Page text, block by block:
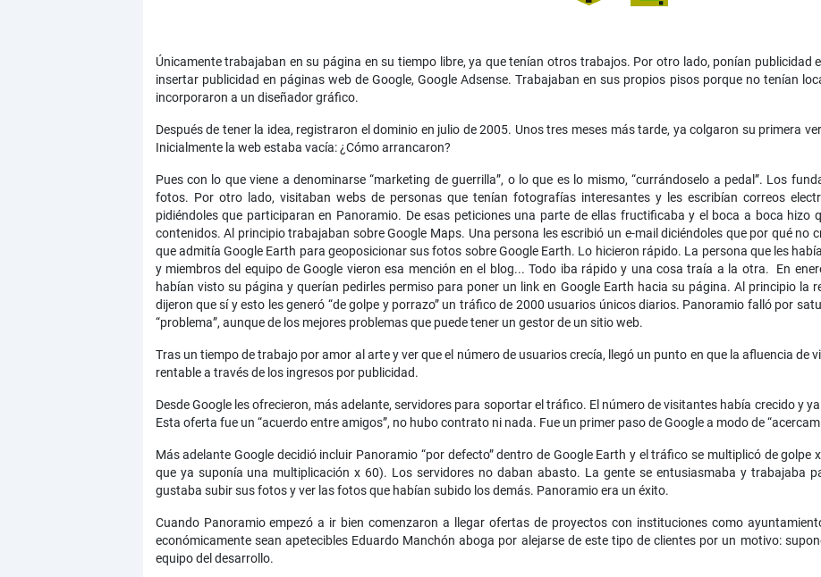
Únicamente trabajaban en su página en su tiempo libre, ya que tenían otros trabajos. Por otro lado, ponían publicidad
insertar publicidad en páginas web de Google, Google Adsense. Trabajaban en sus propios pisos porque no tenían
incorporaron a un diseñador gráfico.
Después de tener la idea, registraron el dominio en julio de 2005. Unos tres meses más tarde, ya colgaron su primera
Inicialmente la web estaba vacía: ¿Cómo arrancaron?
Pues con lo que viene a denominarse “marketing de guerrilla”, o lo que es lo mismo, “currándoselo a pedal”. Los
fotos. Por otro lado, visitaban webs de personas que tenían fotografías interesantes y les escribían correos
pidiéndoles que participaran en Panoramio. De esas peticiones una parte de ellas fructificaba y el boca a boca hizo
contenidos. Al principio trabajaban sobre Google Maps. Una persona les escribió un e-mail diciéndoles que por qué no
que admitía Google Earth para geoposicionar sus fotos sobre Google Earth. Lo hicieron rápido. La persona que les
y miembros del equipo de Google vieron esa mención en el blog... Todo iba rápido y una cosa traía a la otra. En
habían visto su página y querían pedirles permiso para poner un link en Google Earth hacia su página. Al principio la
dijeron que sí y esto les generó “de golpe y porrazo” un tráfico de 2000 usuarios únicos diarios. Panoramio falló por
“problema”, aunque de los mejores problemas que puede tener un gestor de un sitio web.
Tras un tiempo de trabajo por amor al arte y ver que el número de usuarios crecía, llegó un punto en que la afluencia de
rentable a través de los ingresos por publicidad.
Desde Google les ofrecieron, más adelante, servidores para soportar el tráfico. El número de visitantes había crecido y
Esta oferta fue un “acuerdo entre amigos”, no hubo contrato ni nada. Fue un primer paso de Google a modo de
Más adelante Google decidió incluir Panoramio “por defecto” dentro de Google Earth y el tráfico se multiplicó de golpe
que ya suponía una multiplicación x 60). Los servidores no daban abasto. La gente se entusiasmaba y trabajaba
gustaba subir sus fotos y ver las fotos que habían subido los demás. Panoramio era un éxito.
Cuando Panoramio empezó a ir bien comenzaron a llegar ofertas de proyectos con instituciones como
económicamente sean apetecibles Eduardo Manchón aboga por alejarse de este tipo de clientes por un motivo:
equipo del desarrollo.